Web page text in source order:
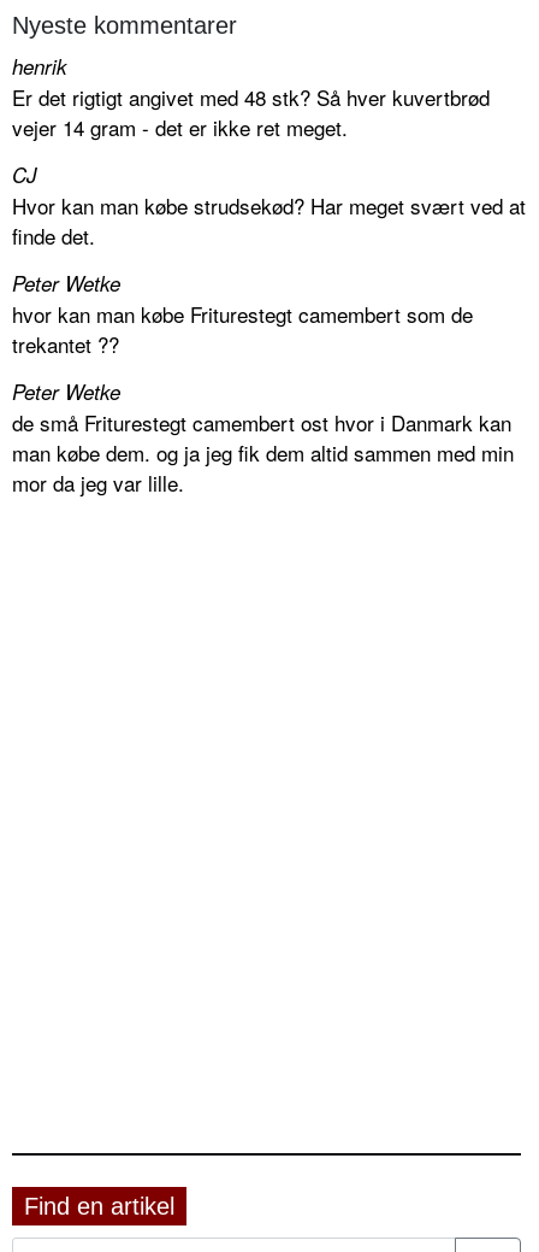
Nyeste kommentarer
henrik
Er det rigtigt angivet med 48 stk? Så hver kuvertbrød
vejer 14 gram - det er ikke ret meget.
CJ
Hvor kan man købe strudsekød? Har meget svært ved at
finde det.
Peter Wetke
hvor kan man købe Friturestegt camembert som de
trekantet ??
Peter Wetke
de små Friturestegt camembert ost hvor i Danmark kan
man købe dem. og ja jeg fik dem altid sammen med min
mor da jeg var lille.
Find en artikel